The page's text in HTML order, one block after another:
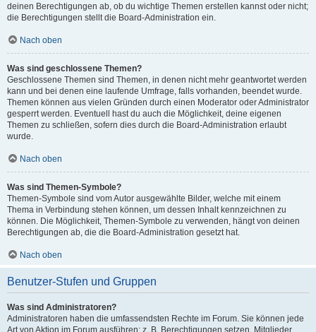
deinen Berechtigungen ab, ob du wichtige Themen erstellen kannst oder nicht;
die Berechtigungen stellt die Board-Administration ein.
Nach oben
Was sind geschlossene Themen?
Geschlossene Themen sind Themen, in denen nicht mehr geantwortet werden
kann und bei denen eine laufende Umfrage, falls vorhanden, beendet wurde.
Themen können aus vielen Gründen durch einen Moderator oder Administrator
gesperrt werden. Eventuell hast du auch die Möglichkeit, deine eigenen
Themen zu schließen, sofern dies durch die Board-Administration erlaubt
wurde.
Nach oben
Was sind Themen-Symbole?
Themen-Symbole sind vom Autor ausgewählte Bilder, welche mit einem
Thema in Verbindung stehen können, um dessen Inhalt kennzeichnen zu
können. Die Möglichkeit, Themen-Symbole zu verwenden, hängt von deinen
Berechtigungen ab, die die Board-Administration gesetzt hat.
Nach oben
Benutzer-Stufen und Gruppen
Was sind Administratoren?
Administratoren haben die umfassendsten Rechte im Forum. Sie können jede